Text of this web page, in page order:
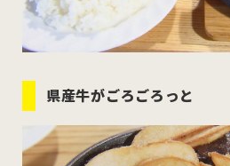
県産牛がごろごろっと